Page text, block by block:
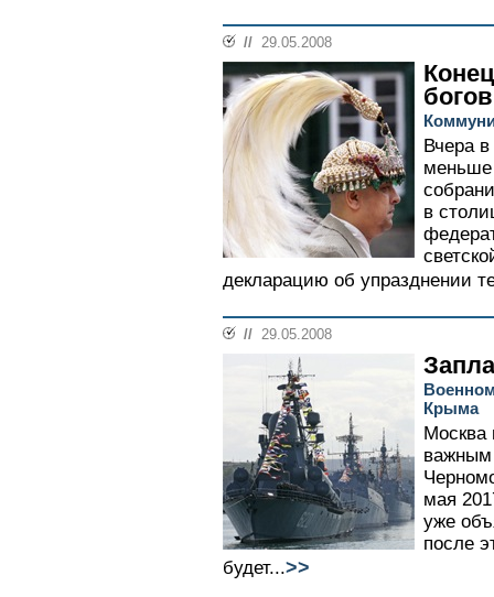
// 29.05.2008
богов
Вчера
меньше
в
декларацию об упразднении
// 29.05.2008
Крыма
Москва
важным
мая
уже
после
будет...>>